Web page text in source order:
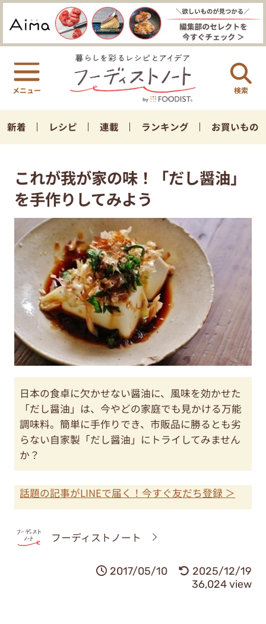
検索
新着 レシピ 連載 ランキング お買いもの
これが我が家の味！「だし醤油」
を手作りしてみよう
日本の食卓に欠かせない醤油に、風味を効かせた
「だし醤油」は、今やどの家庭でも見かける万能
調味料。簡単に手作りでき、市販品に勝るとも劣
らない自家製「だし醤油」にトライしてみません
か？
話題の記事がLINEで届く！今すぐ友だち登録 ＞
フーディストノート
2017/05/10
2025/12/19
36,024 view